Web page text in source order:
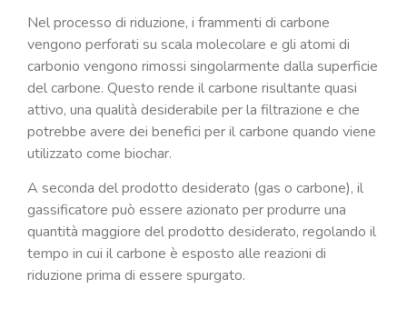
Nel processo di riduzione, i frammenti di carbone
vengono perforati su scala molecolare e gli atomi di
carbonio vengono rimossi singolarmente dalla superficie
del carbone. Questo rende il carbone risultante quasi
attivo, una qualità desiderabile per la filtrazione e che
potrebbe avere dei benefici per il carbone quando viene
utilizzato come biochar.
A seconda del prodotto desiderato (gas o carbone), il
gassificatore può essere azionato per produrre una
quantità maggiore del prodotto desiderato, regolando il
tempo in cui il carbone è esposto alle reazioni di
riduzione prima di essere spurgato.